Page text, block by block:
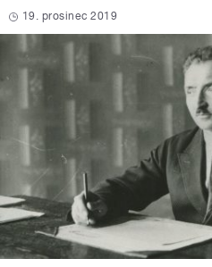
19. prosinec 2019